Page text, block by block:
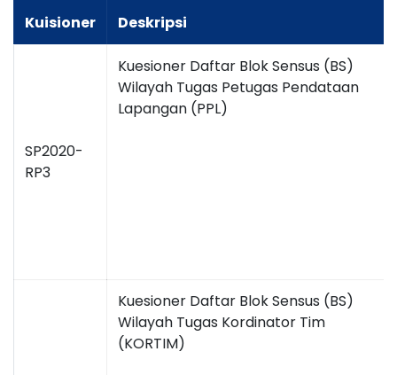
Kuisioner Deskripsi
SP2020-
RP3
Kuesioner Daftar Blok Sensus (BS)
Wilayah Tugas Petugas Pendataan
Lapangan (PPL)
Kuesioner Daftar Blok Sensus (BS)
Wilayah Tugas Kordinator Tim
(KORTIM)